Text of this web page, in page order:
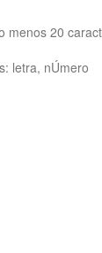
20
letra, nÚmero